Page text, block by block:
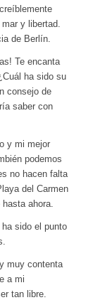
y libertad.
de Berlín.
Te encanta
ha sido su
consejo de
saber con
y mi mejor
podemos
no hacen falta
del Carmen
ahora.
sido el punto
muy contenta
a mi
tan libre.